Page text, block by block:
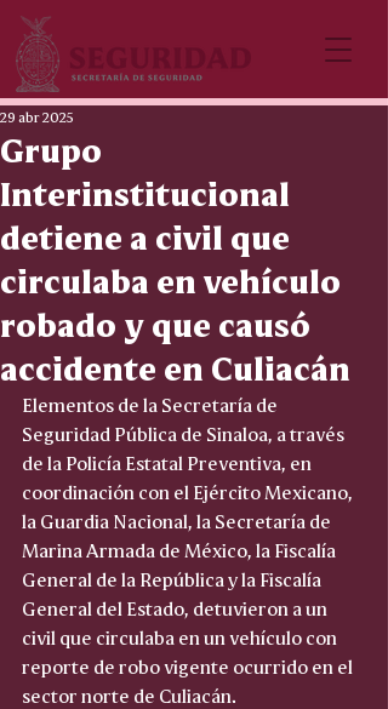
Grupo
Interinstitucional
detiene a civil que
circulaba en vehículo
robado y que causó
accidente en Culiacán
29 abr 2025
Elementos de la Secretaría de
Seguridad Pública de Sinaloa, a través
de la Policía Estatal Preventiva, en
coordinación con el Ejército Mexicano,
la Guardia Nacional, la Secretaría de
Marina Armada de México, la Fiscalía
General de la República y la Fiscalía
General del Estado, detuvieron a un
civil que circulaba en un vehículo con
reporte de robo vigente ocurrido en el
sector norte de Culiacán.